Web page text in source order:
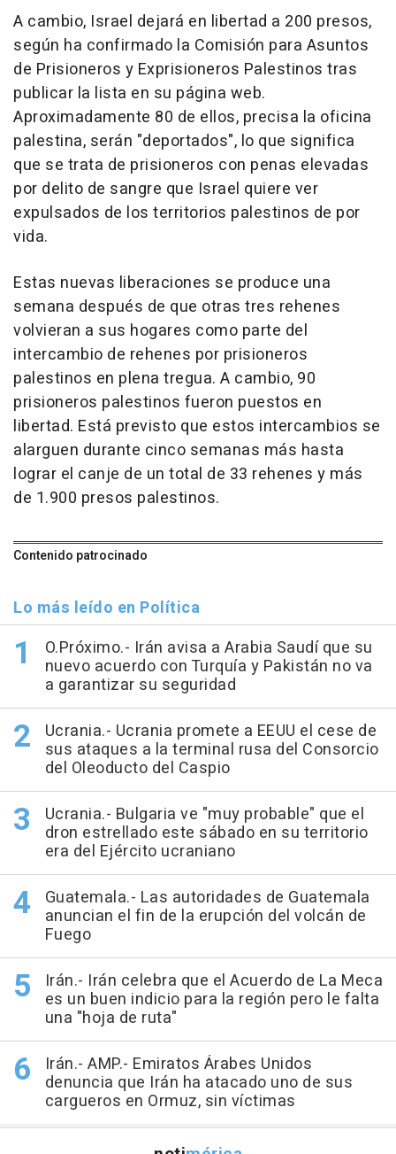
A cambio, Israel dejará en libertad a 200 presos,
según ha confirmado la Comisión para Asuntos
de Prisioneros y Exprisioneros Palestinos tras
publicar la lista en su página web.
Aproximadamente 80 de ellos, precisa la oficina
palestina, serán "deportados", lo que significa
que se trata de prisioneros con penas elevadas
por delito de sangre que Israel quiere ver
expulsados de los territorios palestinos de por
vida.
Estas nuevas liberaciones se produce una
semana después de que otras tres rehenes
volvieran a sus hogares como parte del
intercambio de rehenes por prisioneros
palestinos en plena tregua. A cambio, 90
prisioneros palestinos fueron puestos en
libertad. Está previsto que estos intercambios se
alarguen durante cinco semanas más hasta
lograr el canje de un total de 33 rehenes y más
de 1.900 presos palestinos.
Contenido patrocinado
Lo más leído en Política
O.Próximo.- Irán avisa a Arabia Saudí que su
nuevo acuerdo con Turquía y Pakistán no va
a garantizar su seguridad
Ucrania.- Ucrania promete a EEUU el cese de
sus ataques a la terminal rusa del Consorcio
del Oleoducto del Caspio
Ucrania.- Bulgaria ve "muy probable" que el
dron estrellado este sábado en su territorio
era del Ejército ucraniano
Guatemala.- Las autoridades de Guatemala
anuncian el fin de la erupción del volcán de
Fuego
Irán.- Irán celebra que el Acuerdo de La Meca
es un buen indicio para la región pero le falta
una "hoja de ruta"
Irán.- AMP.- Emiratos Árabes Unidos
denuncia que Irán ha atacado uno de sus
cargueros en Ormuz, sin víctimas